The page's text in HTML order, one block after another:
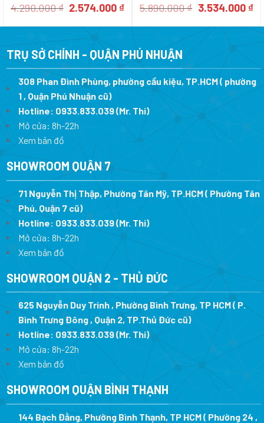
4.290.000₫ Giá
là:
2.574.000 ₫Giá
tại
2.574.000 ₫.
5.890.000₫ Giá
là:
3.534.000 ₫
tại
TRỤ SỞ CHÍNH - QUẬN PHÚ NHUẬN
308 Phan Đình Phùng, phường cầu kiệu, TP.HCM ( phường
1 , Quận Phú Nhuận cũ)
Hotline: 0933.833.039(Mr. Thi)
Mở cửa: 8h-22h
Xem bản đồ
SHOWROOM QUẬN 7
71 Nguyễn Thị Thập, Phường Tân Mỹ, TP.HCM ( Phường Tân
Phú, Quận 7 cũ)
Hotline: 0933.833.039(Mr. Thi)
Mở cửa: 8h-22h
Xem bản đồ
SHOWROOM QUẬN 2 - THỦ ĐỨC
625 Nguyễn Duy Trinh , Phường Bình Trưng, TP HCM ( P.
Bình Trưng Đông , Quận 2, TP.Thủ Đức cũ)
Hotline: 0933.833.039(Mr. Thi)
Mở cửa: 8h-22h
Xem bản đồ
SHOWROOM QUẬN BÌNH THẠNH
144 Bạch Đằng, Phường Bình Thạnh, TP HCM ( Phường 24 ,